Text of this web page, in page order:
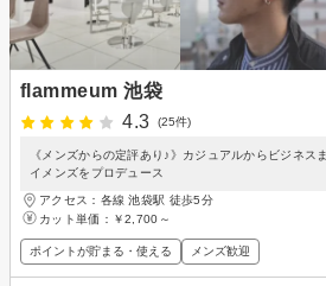
flammeum 池袋
4.3
(25件)
《メンズからの定評あり♪》カジュアルからビジネス
イメンズをプロデュース
アクセス：各線 池袋駅 徒歩5分
カット単価： ￥2,700～
ポイントが貯まる・使える メンズ歓迎